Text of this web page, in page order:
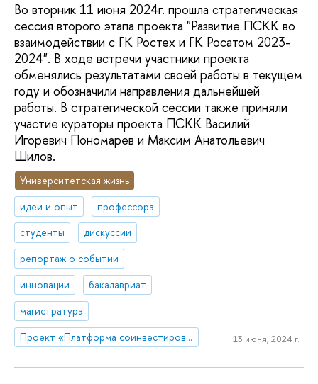
Во вторник 11 июня 2024г. прошла стратегическая
сессия второго этапа проекта "Развитие ПСКК во
взаимодействии с ГК Ростех и ГК Росатом 2023-
2024". В ходе встречи участники проекта
обменялись результатами своей работы в текущем
году и обозначили направления дальнейшей
работы. В стратегической сессии также приняли
участие кураторы проекта ПСКК Василий
Игоревич Пономарев и Максим Анатольевич
Шилов.
Университетская жизнь
идеи и опыт
профессора
студенты
дискуссии
репортаж о событии
инновации
бакалавриат
магистратура
Проект «Платформа соинвестирования ключевых компетенций»
13 июня, 2024 г.